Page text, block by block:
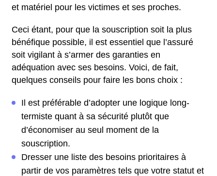
et matériel pour les victimes et ses proches.
Ceci étant, pour que la souscription soit la plus
bénéfique possible, il est essentiel que l’assuré
soit vigilant à s’armer des garanties en
adéquation avec ses besoins. Voici, de fait,
quelques conseils pour faire les bons choix :
Il est préférable d’adopter une logique long-
termiste quant à sa sécurité plutôt que
d’économiser au seul moment de la
souscription.
Dresser une liste des besoins prioritaires à
partir de vos paramètres tels que votre statut et